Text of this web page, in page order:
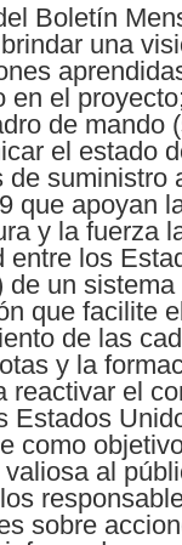
Boletín
una
en el
de mando
el estado
de suministro
que apoyan
y la fuerza
entre los
de un sistema
que facilite
de las
y la
reactivar el
Estados
como
al
sobre